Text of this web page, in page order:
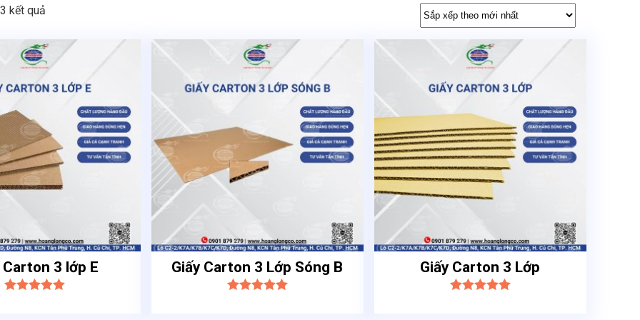
kết quả
Carton 3 lớp E Giấy Carton 3 Lớp Sóng B Giấy Carton 3 Lớp